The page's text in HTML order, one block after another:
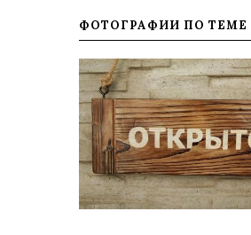
ФОТОГРАФИИ ПО ТЕМЕ